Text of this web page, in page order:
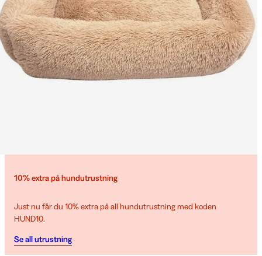
10% extra på hundutrustning
Just nu får du 10% extra på all hundutrustning med koden
HUND10.
Se all utrustning